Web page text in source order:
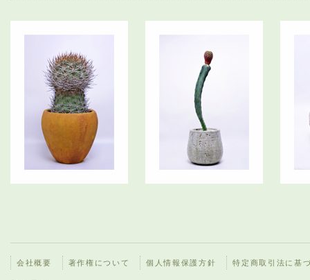
会社概要 著作権について 個人情報保護方針 特定商取引法に基